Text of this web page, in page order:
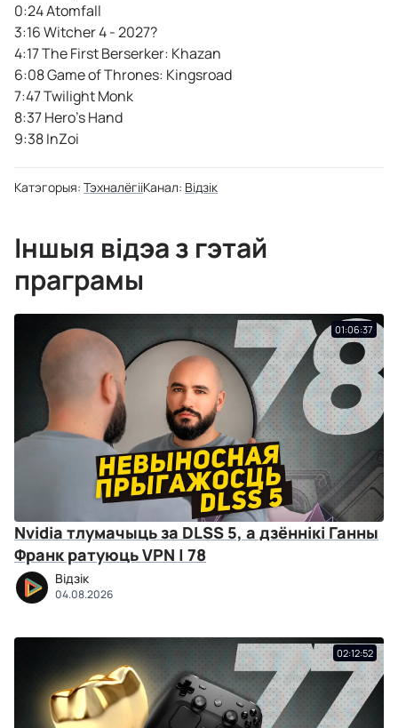
0:24 Atomfall
3:16 Witcher 4 - 2027?
4:17 The First Berserker: Khazan
6:08 Game of Thrones: Kingsroad
7:47 Twilight Monk
8:37 Hero's Hand
9:38 InZoi
Катэгорыя: ТэхналёгііКанал: Відзік
Іншыя відэа з гэтай
праграмы
01:06:37
Nvidia тлумачыць за DLSS 5, а дзённікі Ганны
Франк ратуюць VPN | 78
Відзік
04.08.2026
02:12:52